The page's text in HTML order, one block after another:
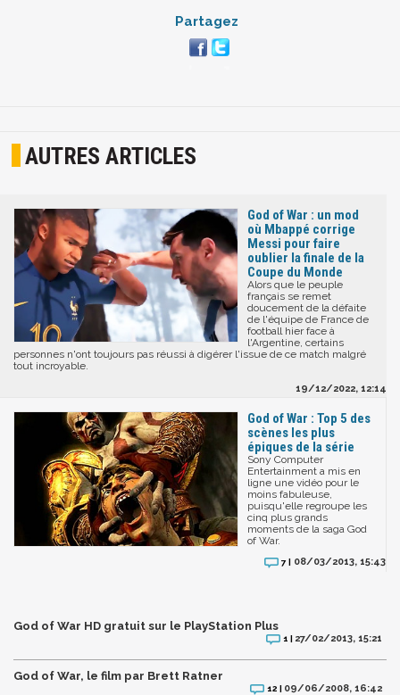
Partagez
AUTRES ARTICLES
God of War : un mod
où Mbappé corrige
Messi pour faire
oublier la finale de la
Coupe du Monde
Alors que le peuple
français se remet
doucement de la défaite
de l'équipe de France de
football hier face à
l'Argentine, certains
personnes n'ont toujours pas réussi à digérer l'issue de ce match malgré
tout incroyable.
19/12/2022, 12:14
God of War : Top 5 des
scènes les plus
épiques de la série
Sony Computer
Entertainment a mis en
ligne une vidéo pour le
moins fabuleuse,
puisqu'elle regroupe les
cinq plus grands
moments de la saga God
of War.
7 | 08/03/2013, 15:43
God of War HD gratuit sur le PlayStation Plus
1 | 27/02/2013, 15:21
God of War, le film par Brett Ratner
12 | 09/06/2008, 16:42